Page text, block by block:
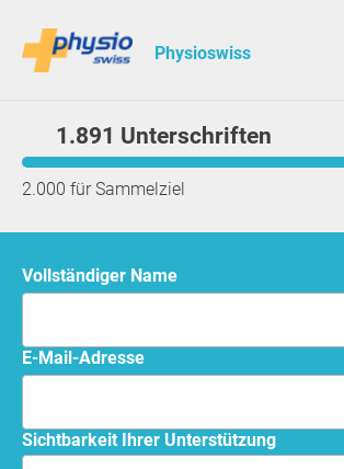
Physioswiss
1.891 Unterschriften
2.000 für Sammelziel
Vollständiger Name
E-Mail-Adresse
Sichtbarkeit Ihrer Unterstützung